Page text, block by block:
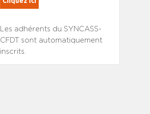
Les adhérents du SYNCASS-
CFDT sont automatiquement
inscrits.